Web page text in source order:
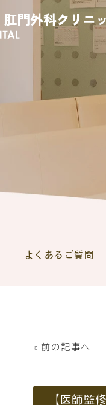
よくあるご質問
« 前の記事へ
【医師監